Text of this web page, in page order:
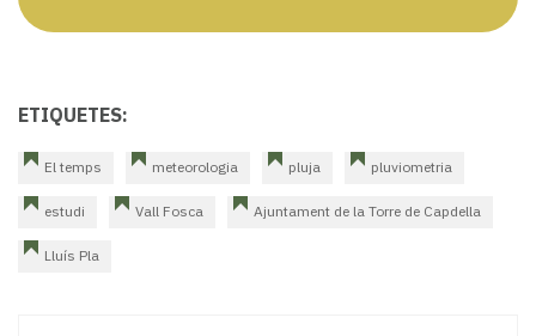
ETIQUETES:
El temps meteorologia pluja pluviometria
estudi Vall Fosca Ajuntament de la Torre de Capdella
Lluís Pla